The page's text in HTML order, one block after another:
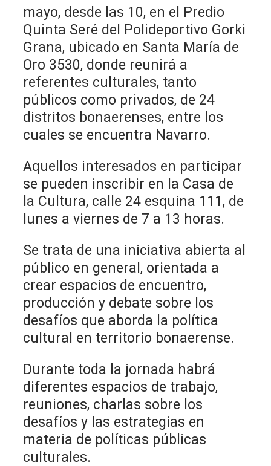
mayo, desde las 10, en el Predio
Quinta Seré del Polideportivo Gorki
Grana, ubicado en Santa María de
Oro 3530, donde reunirá a
referentes culturales, tanto
públicos como privados, de 24
distritos bonaerenses, entre los
cuales se encuentra Navarro.
Aquellos interesados en participar
se pueden inscribir en la Casa de
la Cultura, calle 24 esquina 111, de
lunes a viernes de 7 a 13 horas.
Se trata de una iniciativa abierta al
público en general, orientada a
crear espacios de encuentro,
producción y debate sobre los
desafíos que aborda la política
cultural en territorio bonaerense.
Durante toda la jornada habrá
diferentes espacios de trabajo,
reuniones, charlas sobre los
desafíos y las estrategias en
materia de políticas públicas
culturales.